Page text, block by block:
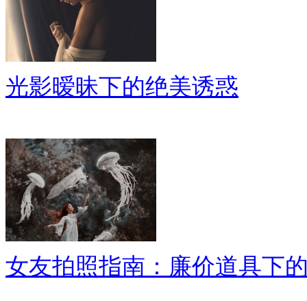
光影暧昧下的绝美诱惑
女友拍照指南：廉价道具下